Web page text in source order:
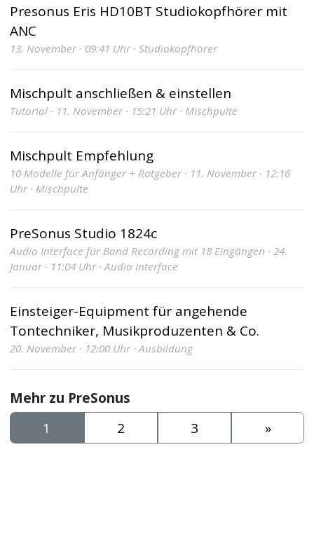
Presonus Eris HD10BT Studiokopfhörer mit
ANC
13. November · 09:41 Uhr · Studiokopfhörer
Mischpult anschließen & einstellen
Tutorial · 11. November · 15:21 Uhr · Mischpulte
Mischpult Empfehlung
10 Modelle für Anfänger + Ratgeber · 11. November · 12:16
Uhr · Mischpulte
PreSonus Studio 1824c
Audio Interface für Band Recording mit 18 Eingängen · 24.
Januar · 11:04 Uhr · Audio Interface
Einsteiger-Equipment für angehende
Tontechniker, Musikproduzenten & Co.
20. November · 12:00 Uhr · Ausbildung
Mehr zu PreSonus
1
2 3 »